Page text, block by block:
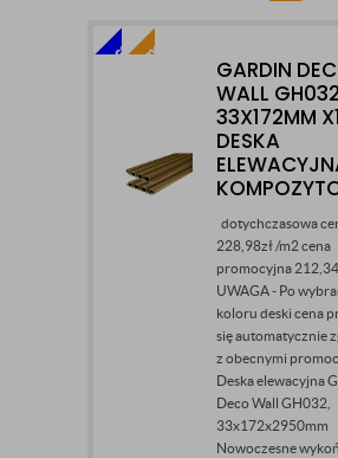
GARDIN
WALL GH032
33X172MM
DESKA
dotychczasowa
228,98zł /m2 cena
promocyjna
UWAGA - Po
koloru deski cena
się automatycznie
z obecnymi
Deska elewacyjna
Deco Wall GH032,
33x172x2950mm
Nowoczesne